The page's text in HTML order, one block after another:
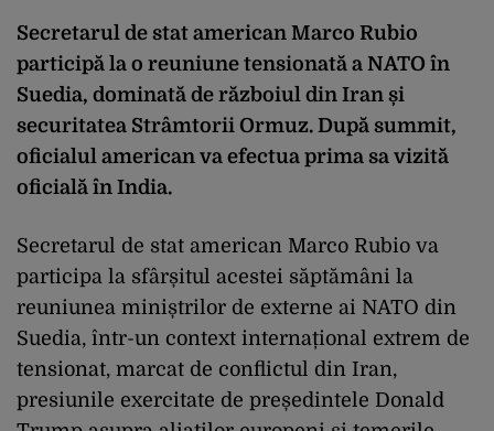
Secretarul de stat american Marco Rubio
participă la o reuniune tensionată a NATO în
Suedia, dominată de războiul din Iran și
securitatea Strâmtorii Ormuz. După summit,
oficialul american va efectua prima sa vizită
oficială în India.
Secretarul de stat american Marco Rubio va
participa la sfârșitul acestei săptămâni la
reuniunea miniștrilor de externe ai NATO din
Suedia, într-un context internațional extrem de
tensionat, marcat de conflictul din Iran,
presiunile exercitate de președintele Donald